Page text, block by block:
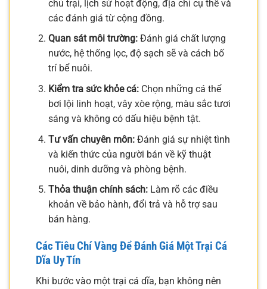
chủ trại, lịch sử hoạt động, địa chỉ cụ thể và
các đánh giá từ cộng đồng.
Quan sát môi trường:Đánh giá chất lượng
nước, hệ thống lọc, độ sạch sẽ và cách bố
trí bể nuôi.
Kiểm tra sức khỏe cá:Chọn những cá thể
bơi lội linh hoạt, vây xòe rộng, màu sắc tươi
sáng và không có dấu hiệu bệnh tật.
Tư vấn chuyên môn:Đánh giá sự nhiệt tình
và kiến thức của người bán về kỹ thuật
nuôi, dinh dưỡng và phòng bệnh.
Thỏa thuận chính sách:Làm rõ các điều
khoản về bảo hành, đổi trả và hỗ trợ sau
bán hàng.
Các Tiêu Chí Vàng Để Đánh Giá Một Trại Cá
Dĩa Uy Tín
Khi bước vào một trại cá dĩa, bạn không nên